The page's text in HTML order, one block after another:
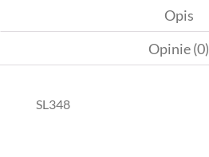
Opis
Opinie (0)
SL348